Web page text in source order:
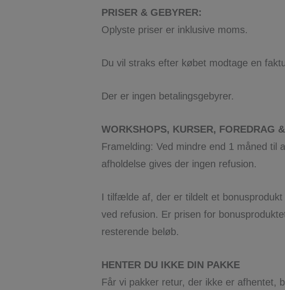
PRISER & GEBYRER:
Oplyste priser er inklusive moms.
Du vil straks efter købet modtage en
Der er ingen betalingsgebyrer.
WORKSHOPS, KURSER,
Framelding: Ved mindre end 1 måned til
afholdelse gives der ingen refusion.
I tilfælde af, der er tildelt et
ved refusion. Er prisen for
resterende beløb.
HENTER DU IKKE DIN PAKKE
Får vi pakker retur, der ikke er afhentet,